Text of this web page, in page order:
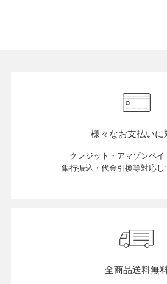
定商取引法に基づく表示
様々なお支払いに
クレジット・アマゾンペイ
銀行振込・代金引換等対応し
全商品送料無